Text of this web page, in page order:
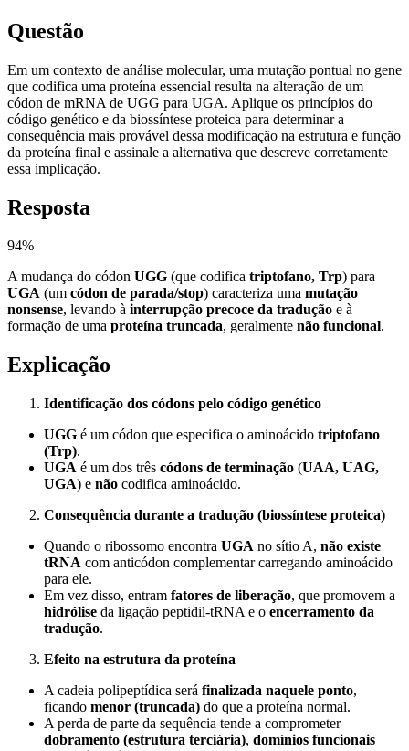
Questão
Em um contexto de análise molecular, uma mutação pontual no gene
que codifica uma proteína essencial resulta na alteração de um
códon de mRNA de UGG para UGA. Aplique os princípios do
código genético e da biossíntese proteica para determinar a
consequência mais provável dessa modificação na estrutura e função
da proteína final e assinale a alternativa que descreve corretamente
essa implicação.
Resposta
94%
A mudança do códon UGG (que codifica triptofano, Trp) para
UGA (um códon de parada/stop) caracteriza uma mutação
nonsense, levando à interrupção precoce da tradução e à
formação de uma proteína truncada, geralmente não funcional.
Explicação
Identificação dos códons pelo código genético
UGG é um códon que especifica o aminoácido triptofano
(Trp).
UGA é um dos três códons de terminação (UAA, UAG,
UGA) e não codifica aminoácido.
Consequência durante a tradução (biossíntese proteica)
Quando o ribossomo encontra UGA no sítio A, não existe
tRNA com anticódon complementar carregando aminoácido
para ele.
Em vez disso, entram fatores de liberação, que promovem a
hidrólise da ligação peptidil-tRNA e o encerramento da
tradução.
Efeito na estrutura da proteína
A cadeia polipeptídica será finalizada naquele ponto,
ficando menor (truncada) do que a proteína normal.
A perda de parte da sequência tende a comprometer
dobramento (estrutura terciária), domínios funcionais